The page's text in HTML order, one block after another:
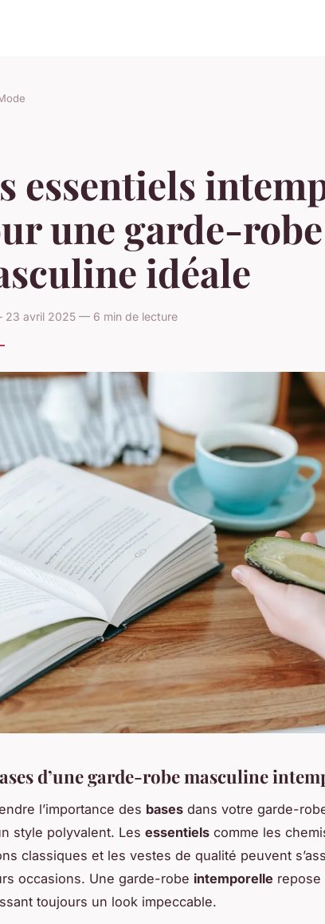
essentiels
une garde-robe
idéale
23 avril 2025 — 6 min de lecture
d’une garde-robe masculine
l’importance des bases dans votre garde-
style polyvalent. Les essentiels comme les
classiques et les vestes de qualité peuvent
occasions. Une garde-robe intemporelle repose
toujours un look impeccable.